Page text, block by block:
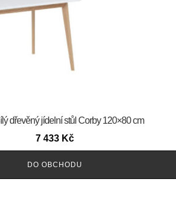
dřevěný jídelní stůl Corby 120×80 cm
7 433 Kč
DO OBCHODU